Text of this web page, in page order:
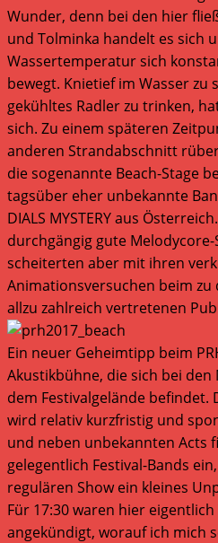
Wunder, denn bei den hier
und Tolminka handelt es sich
Wassertemperatur sich
bewegt. Knietief im Wasser
gekühltes Radler zu trinken,
sich. Zu einem späteren
anderen Strandabschnitt
die sogenannte Beach-Stage
tagsüber eher unbekannte
DIALS MYSTERY aus
durchgängig gute Melodycore-
scheiterten aber mit ihren
Animationsversuchen beim
allzu zahlreich vertretenen
Ein neuer Geheimtipp beim
Akustikbühne, die sich bei
dem Festivalgelände befindet.
wird relativ kurzfristig und
und neben unbekannten Acts
gelegentlich Festival-Bands
regulären Show ein kleines
Für 17:30 waren hier eigentlich
angekündigt, worauf ich mich